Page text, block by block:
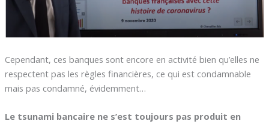
Cependant, ces banques sont encore en activité bien qu’elles ne
respectent pas les règles financières, ce qui est condamnable
mais pas condamné, évidemment…
Le tsunami bancaire ne s’est toujours pas produit en